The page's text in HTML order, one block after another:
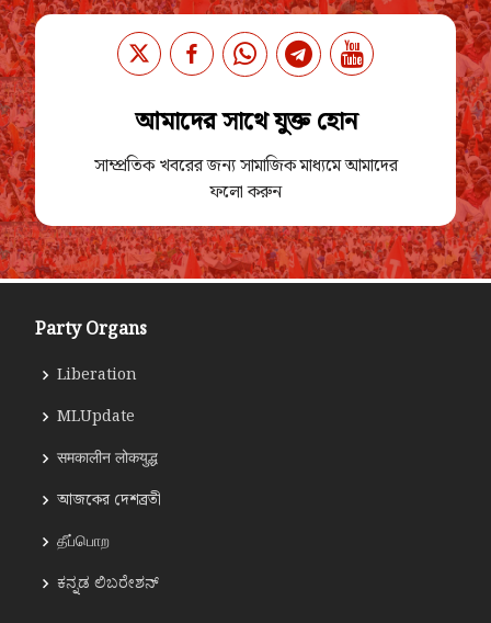
আমাদের সাথে যুক্ত হোন
সাম্প্রতিক খবরের জন্য সামাজিক মাধ্যমে আমাদের
ফলো করুন
Party Organs
Liberation
MLUpdate
समकालीन लोकयुद्ध
আজকের দেশব্রতী
தீப்பொற
ಕನ್ನಡ ಲಿಬರೇಶನ್